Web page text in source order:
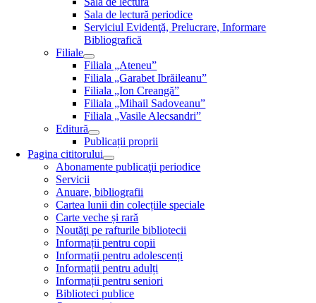
Sala de lectură periodice
Serviciul Evidenţă, Prelucrare, Informare
Bibliografică
Filiale
Filiala „Ateneu”
Filiala „Garabet Ibrăileanu”
Filiala „Ion Creangă”
Filiala „Mihail Sadoveanu”
Filiala „Vasile Alecsandri”
Editură
Publicații proprii
Pagina cititorului
Abonamente publicaţii periodice
Servicii
Anuare, bibliografii
Cartea lunii din colecțiile speciale
Carte veche și rară
Noutăţi pe rafturile bibliotecii
Informații pentru copii
Informații pentru adolescenți
Informații pentru adulți
Informații pentru seniori
Biblioteci publice